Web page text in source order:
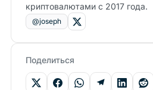
криптовалютами с 2017 года.
@joseph
Поделиться